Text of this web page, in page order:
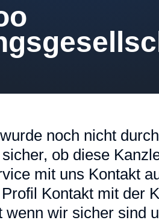
noch nicht
ob diese
mit uns Kontakt
Kontakt mit der
wenn wir sicher sind